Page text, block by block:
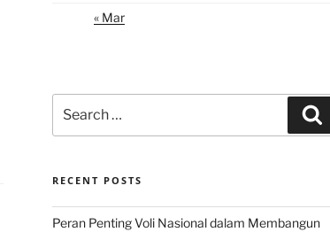
« Mar
for:
RECENT POSTS
Peran Penting Voli Nasional dalam Membangun